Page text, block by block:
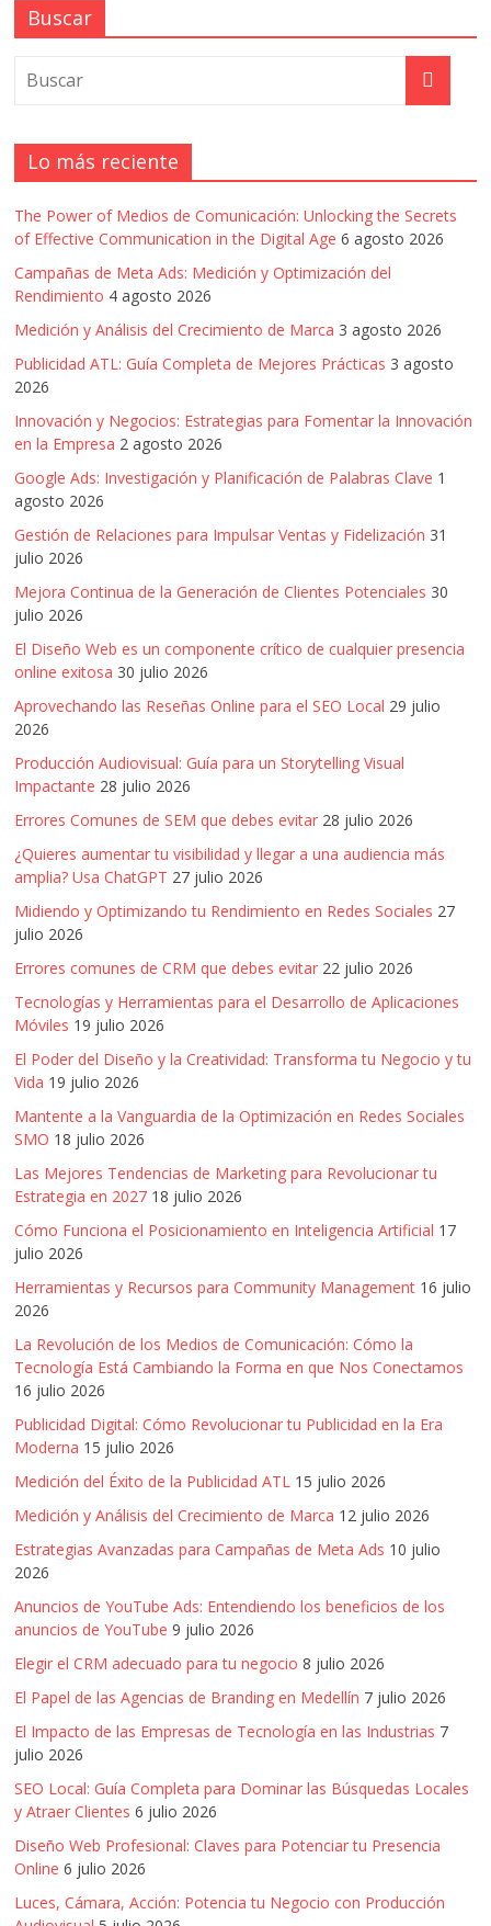
Noticias
de
Actualidad
y
Mercadeo
en
Colombia
|
Revistas
de
Actualidad
en
Colombia
Revista
iBlue
Marketing
|
Magazine
de
Publicidad,
y
de
la
Agencia
Blue
Design
Colombia
y
sus
filiales
en
Latina
|
Una
mirada
estratégica
y
versátil
del
Marketing
LATAM
Bitácora
social
de
Mercadeo
Interactivo,
Medios,
Publicidad,
Marketing,
Campañas
Publicitarias,
Buscar
Lo más reciente
The Power of Medios de Comunicación: Unlocking the Secrets
of Effective Communication in the Digital Age 6 agosto 2026
Campañas de Meta Ads: Medición y Optimización del
Rendimiento 4 agosto 2026
Medición y Análisis del Crecimiento de Marca 3 agosto 2026
Publicidad ATL: Guía Completa de Mejores Prácticas 3 agosto
2026
Innovación y Negocios: Estrategias para Fomentar la Innovación
en la Empresa 2 agosto 2026
Google Ads: Investigación y Planificación de Palabras Clave 1
agosto 2026
Gestión de Relaciones para Impulsar Ventas y Fidelización 31
julio 2026
Mejora Continua de la Generación de Clientes Potenciales 30
julio 2026
El Diseño Web es un componente crítico de cualquier presencia
online exitosa 30 julio 2026
Aprovechando las Reseñas Online para el SEO Local 29 julio
2026
Producción Audiovisual: Guía para un Storytelling Visual
Impactante 28 julio 2026
Errores Comunes de SEM que debes evitar 28 julio 2026
¿Quieres aumentar tu visibilidad y llegar a una audiencia más
amplia? Usa ChatGPT 27 julio 2026
Midiendo y Optimizando tu Rendimiento en Redes Sociales 27
julio 2026
Errores comunes de CRM que debes evitar 22 julio 2026
Tecnologías y Herramientas para el Desarrollo de Aplicaciones
Móviles 19 julio 2026
El Poder del Diseño y la Creatividad: Transforma tu Negocio y tu
Vida 19 julio 2026
Mantente a la Vanguardia de la Optimización en Redes Sociales
SMO 18 julio 2026
Las Mejores Tendencias de Marketing para Revolucionar tu
Estrategia en 2027 18 julio 2026
Cómo Funciona el Posicionamiento en Inteligencia Artificial 17
julio 2026
Herramientas y Recursos para Community Management 16 julio
2026
La Revolución de los Medios de Comunicación: Cómo la
Tecnología Está Cambiando la Forma en que Nos Conectamos
16 julio 2026
Publicidad Digital: Cómo Revolucionar tu Publicidad en la Era
Moderna 15 julio 2026
Medición del Éxito de la Publicidad ATL 15 julio 2026
Medición y Análisis del Crecimiento de Marca 12 julio 2026
Estrategias Avanzadas para Campañas de Meta Ads 10 julio
2026
Anuncios de YouTube Ads: Entendiendo los beneficios de los
anuncios de YouTube 9 julio 2026
Elegir el CRM adecuado para tu negocio 8 julio 2026
El Papel de las Agencias de Branding en Medellín 7 julio 2026
El Impacto de las Empresas de Tecnología en las Industrias 7
julio 2026
SEO Local: Guía Completa para Dominar las Búsquedas Locales
y Atraer Clientes 6 julio 2026
Diseño Web Profesional: Claves para Potenciar tu Presencia
Online 6 julio 2026
Luces, Cámara, Acción: Potencia tu Negocio con Producción